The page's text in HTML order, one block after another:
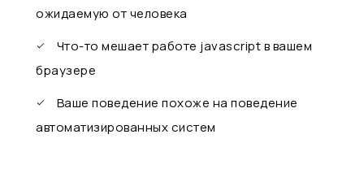
ожидаемую от человека
Что-то мешает работе javascript в вашем
браузере
Ваше поведение похоже на поведение
автоматизированных систем